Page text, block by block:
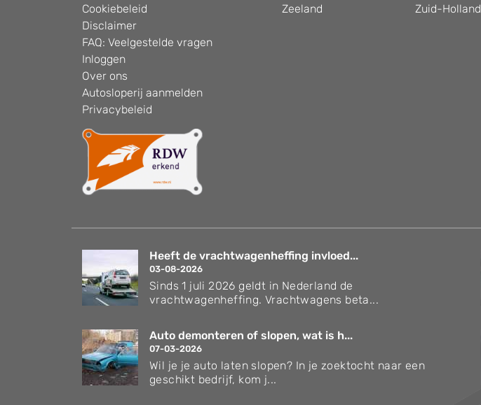
Cookiebeleid
Disclaimer
FAQ: Veelgestelde vragen
Inloggen
Over ons
Autosloperij aanmelden
Privacybeleid
Zeeland
Zuid-Holland
Heeft de vrachtwagenheffing invloed...
03-08-2026
Sinds 1 juli 2026 geldt in Nederland de
vrachtwagenheffing. Vrachtwagens beta...
Auto demonteren of slopen, wat is h...
07-03-2026
Wil je je auto laten slopen? In je zoektocht naar een
geschikt bedrijf, kom j...